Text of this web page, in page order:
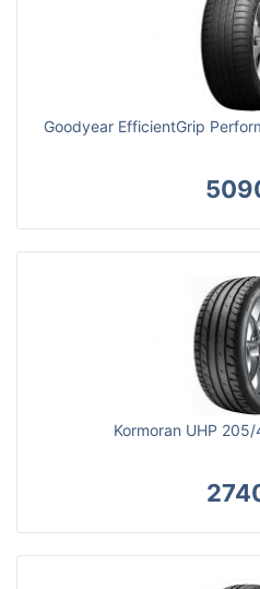
Goodyear EfficientGrip
Kormoran UHP 205/